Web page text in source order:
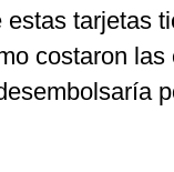
estas tarjetas
costaron